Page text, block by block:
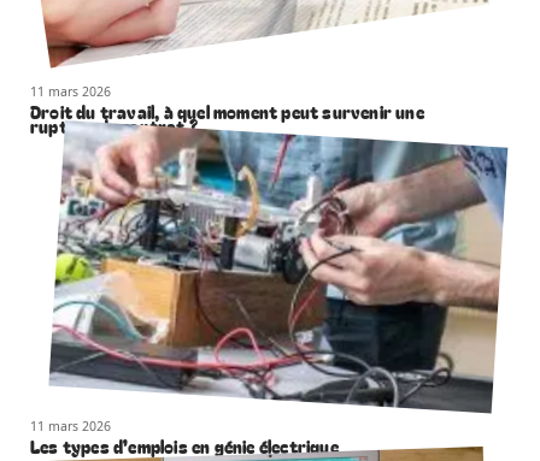
11 mars 2026
Droit du travail, à quel moment peut survenir une
rupture de contrat ?
11 mars 2026
Les types d’emplois en génie électrique